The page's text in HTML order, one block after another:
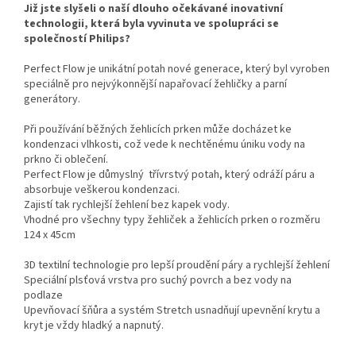
Již jste slyšeli o naší dlouho očekávané inovativní
technologii, která byla vyvinuta ve spolupráci se
společností Philips?
Perfect Flow je unikátní potah nové generace, který byl vyroben
speciálně pro nejvýkonnější napařovací žehličky a parní
generátory.
Při používání běžných žehlicích prken může docházet ke
kondenzaci vlhkosti, což vede k nechtěnému úniku vody na
prkno či oblečení.
Perfect Flow je důmyslný třívrstvý potah, který odráží páru a
absorbuje veškerou kondenzaci.
Zajistí tak rychlejší žehlení bez kapek vody.
Vhodné pro všechny typy žehliček a žehlicích prken o rozměru
124 x 45cm
3D textilní technologie pro lepší proudění páry a rychlejší žehlení
Speciální plsťová vrstva pro suchý povrch a bez vody na
podlaze
Upevňovací šňůra a systém Stretch usnadňují upevnění krytu a
kryt je vždy hladký a napnutý.